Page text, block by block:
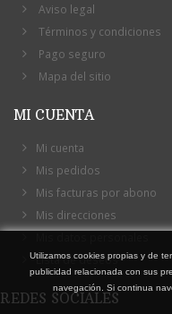
Aviso legal
Términos y condiciones
Pago seguro
Mapa del sitio
MI CUENTA
Mi cuenta
Mis pedidos
Mis facturas por abono
Mis direcciones
Lista de deseos
REDES SOCIALES
Utilizamos cookies propias y de
publicidad relacionada con sus
navegación. Si continua